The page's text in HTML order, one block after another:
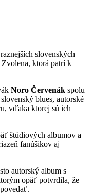
slovenských
Zvolena, ktorá patrí k
Noro Červenák spolu
blues, autorské
vďaka ktorej sú ich
štúdiových albumov a
fanúšikov aj
autorský album s
opäť potvrdila, že